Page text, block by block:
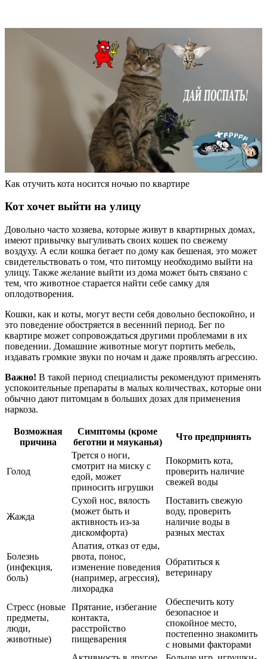
Как отучить кота носится ночью по квартире
Кот хочет выйти на улицу
Довольно часто хозяева, которые живут в квартирных домах,
имеют привычку выгуливать своих кошек по свежему
воздуху. А если кошка бегает по дому как бешеная, это может
свидетельствовать о том, что питомцу необходимо выйти на
улицу. Также желание выйти из дома может быть связано с
тем, что животное старается найти себе самку для
оплодотворения.
Кошки, как и коты, могут вести себя довольно беспокойно, и
это поведение обостряется в весенний период. Бег по
квартире может сопровождаться другими проблемами в их
поведении. Домашние животные могут портить мебель,
издавать громкие звуки по ночам и даже проявлять агрессию.
Важно! В такой период специалисты рекомендуют применять
успокоительные препараты в малых количествах, которые они
обычно дают питомцам в больших дозах для применения
наркоза.
Возможная
причина
Симптомы (кроме
беготни и мяуканья)
Что предпринять
Голод
Трется о ноги,
смотрит на миску с
едой, может
приносить игрушки
Покормить кота,
проверить наличие
свежей воды
Жажда
Сухой нос, вялость
(может быть и
активность из-за
дискомфорта)
Поставить свежую
воду, проверить
наличие воды в
разных местах
Болезнь
(инфекция,
боль)
Апатия, отказ от еды,
рвота, понос,
изменение поведения
(например, агрессия),
лихорадка
Обратиться к
ветеринару
Стресс (новые
предметы,
люди,
животные)
Прятание, избегание
контакта,
расстройство
пищеварения
Обеспечить коту
безопасное и
спокойное место,
постепенно знакомить
с новыми факторами